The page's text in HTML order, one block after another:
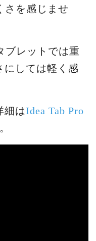
さを感じませ
ブレットでは重
にしては軽く感
細はIdea Tab Pro